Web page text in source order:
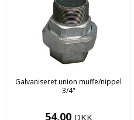
Galvaniseret union muffe/nippel
3/4"
54,00 DKK